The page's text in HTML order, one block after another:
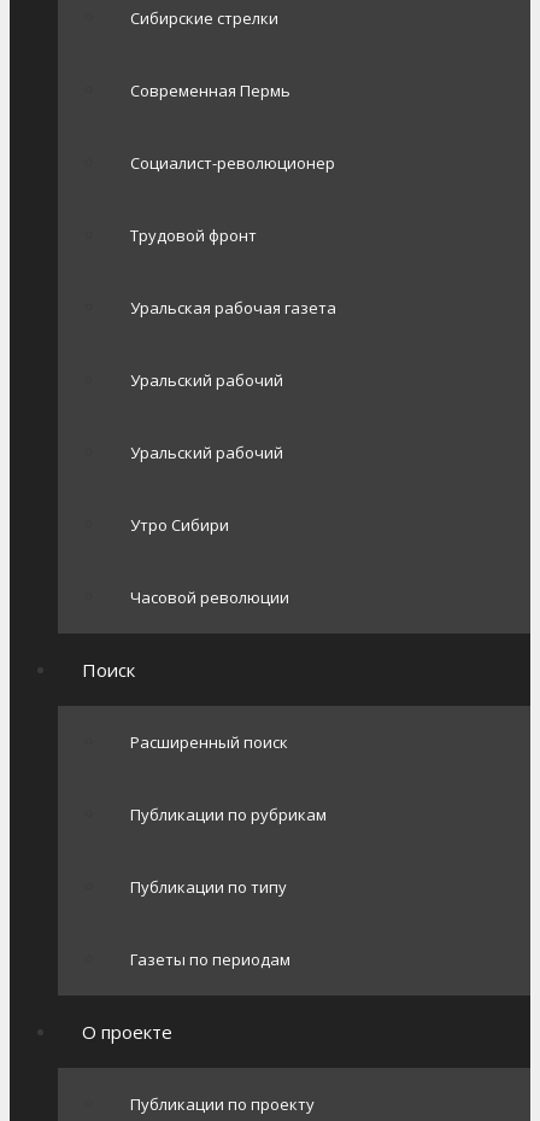
Сибирские стрелки
Современная Пермь
Социалист-революционер
Трудовой фронт
Уральская рабочая газета
Уральский рабочий
Уральский рабочий
Утро Сибири
Часовой революции
Поиск
Расширенный поиск
Публикации по рубрикам
Публикации по типу
Газеты по периодам
О проекте
Публикации по проекту